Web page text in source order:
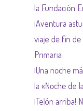
Comunidad de Madrid
la Fundación
¡Aventura
viaje de fin
Primaria
¡Una noche
la «Noche de
¡Telón arriba!